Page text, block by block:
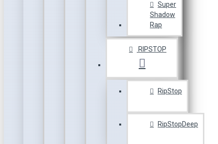
Super
Shadow
Rap
RIPSTOP
RipStop
RipStopDeep